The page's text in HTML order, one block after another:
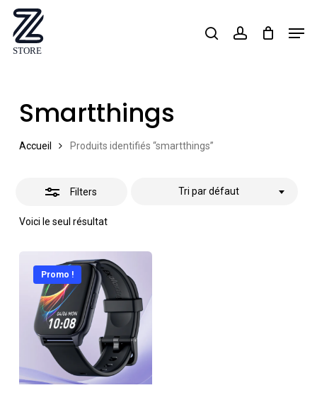
Skip
main
searchaccount
Smartthings
Accueil Produits identifiés “smartthings”
Filters
Voici le seul résultat
Tri par défaut
Close
Promo !